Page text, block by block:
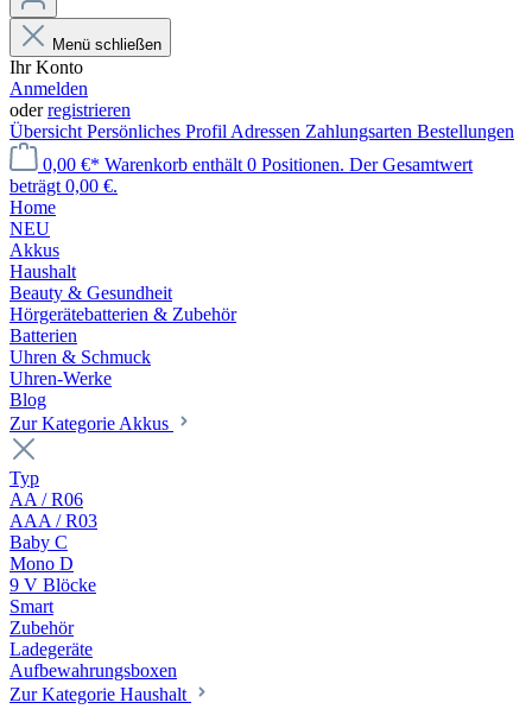
Menü schließen
Ihr Konto
Anmelden
oderregistrieren
Übersicht Persönliches Profil Adressen Zahlungsarten Bestellungen
0,00 €* Warenkorb enthält 0 Positionen. Der Gesamtwert
beträgt 0,00 €.
Home
NEU
Akkus
Haushalt
Beauty & Gesundheit
Hörgerätebatterien & Zubehör
Batterien
Uhren & Schmuck
Uhren-Werke
Blog
Zur Kategorie Akkus
Typ
AA / R06
AAA / R03
Baby C
Mono D
9 V Blöcke
Smart
Zubehör
Ladegeräte
Aufbewahrungsboxen
Zur Kategorie Haushalt